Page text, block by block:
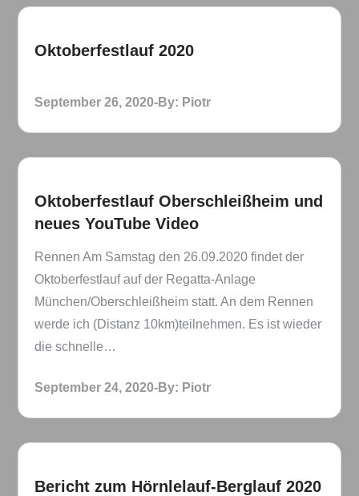
Oktoberfestlauf 2020
Posted
September 26, 2020 By: Piotr
Oktoberfestlauf Oberschleißheim und
neues YouTube Video
Rennen Am Samstag den 26.09.2020 findet der
Oktoberfestlauf auf der Regatta-Anlage
München/Oberschleißheim statt. An dem Rennen
werde ich (Distanz 10km)teilnehmen. Es ist wieder
die schnelle…
Posted
September 24, 2020 By: Piotr
Bericht zum Hörnlelauf-Berglauf 2020